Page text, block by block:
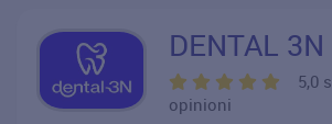
DENTAL
5,0
opinioni